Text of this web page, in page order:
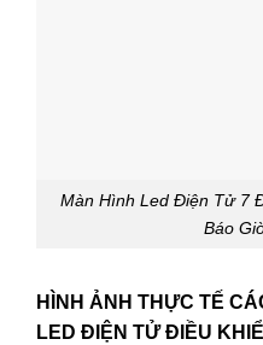
Màn Hình Led Điện Tử 7
Báo
HÌNH ẢNH THỰC TẾ
LED ĐIỆN TỬ ĐIỀU